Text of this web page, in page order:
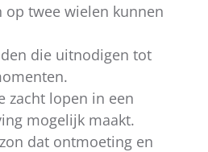
op twee wielen kunnen
die uitnodigen tot
zacht lopen in een
mogelijk maakt.
dat ontmoeting en